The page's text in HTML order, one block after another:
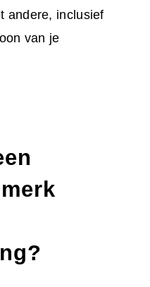
andere, inclusief
van je